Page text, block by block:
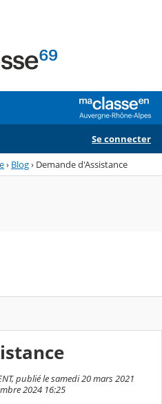
Se connecter
› Blog› Demande d'Assistance
publié le samedi 20 mars 2021
2024 16:25